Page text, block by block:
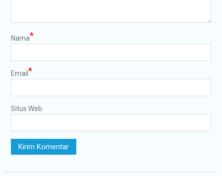
Nama*
Email *
Situs Web